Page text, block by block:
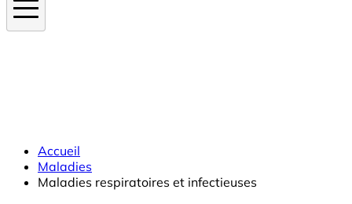
Accueil
Maladies
Maladies respiratoires et infectieuses